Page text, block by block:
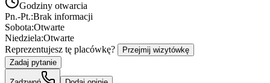
Godziny otwarcia
Pn.-Pt.:Brak informacji
Sobota:Otwarte
Niedziela:Otwarte
Reprezentujesz tę placówkę?
Przejmij wizytówkę
Zadaj pytanie